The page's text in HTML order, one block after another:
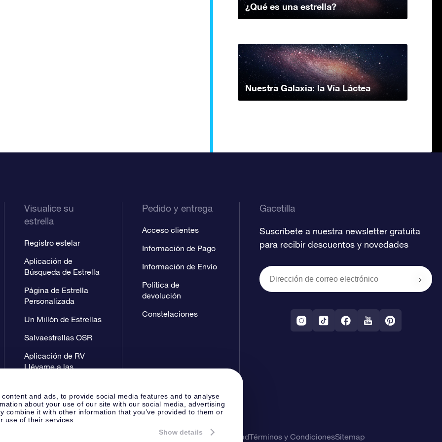
and ads, to provide social media features and to analyse
about your use of our site with our social media, advertising
combine it with other information that you’ve provided to them or
use of their services.
Show details
¿Qué es una estrella?
Nuestra Galaxia: la Vía Láctea
Visualice su
estrella
Registro estelar
Aplicación de
Búsqueda de Estrella
Página de Estrella
Personalizada
Un Millón de Estrellas
Salvaestrellas OSR
Aplicación de RV
Llévame a las
Pedido y entrega
Acceso clientes
Información de Pago
Información de Envío
Política de
devolución
Constelaciones
Gacetilla
Suscríbete a nuestra newsletter gratuita
para recibir descuentos y novedades
Página de prensaPolítica de PrivacidadTérminos y CondicionesSitemap